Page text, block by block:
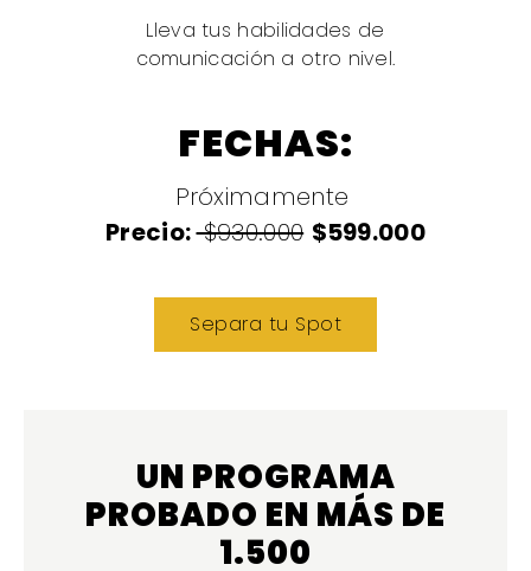
Lleva tus habilidades de
comunicación a otro nivel.
FECHAS:
Próximamente
Precio:$930.000 $599.000
Separa tu Spot
UN PROGRAMA
PROBADO EN MÁS DE
1.500